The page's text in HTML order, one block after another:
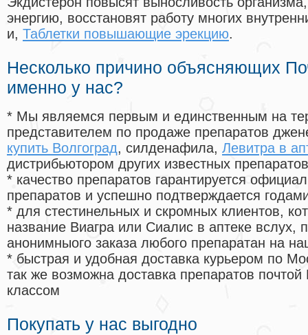
энергию, восстановят работу многих
и, Таблетки повышающие эрекцию.
Несколько причино объясняющих
именно у нас?
* Мы являемся первым и единственным на
представителем по продаже препаратов
купить Волгоград, силденафила, Левитра в
дистрибьютором других известных препаратов
* качество препаратов гарантируется
препаратов и успешно подтверждается
* для стестинельных и скромных клиентов,
название Виагра или Сиалис в аптеке вслух,
анонимныого заказа любого препаратан на
* быстрая и удобная доставка курьером по
так же возможна доставка препаратов
классом
Покупать у нас выгодно